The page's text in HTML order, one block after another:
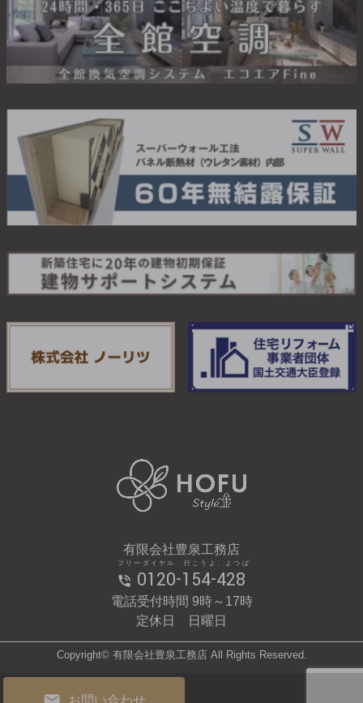
お問い合わせ
有限会社豊泉工務店
0120-154-428
フリーダイヤル 行こうよ、よつば
電話受付時間 9時～17時
定休日 日曜日
Copyright© 有限会社豊泉工務店 All Rights Reserved.